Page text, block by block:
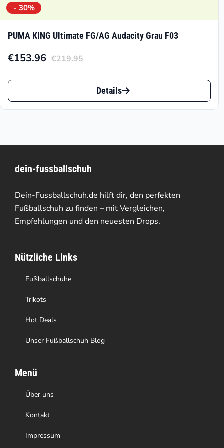
- 30%
PUMA KING Ultimate FG/AG Audacity Grau F03
€219.95
Ursprünglicher
Preis
€219.95
€153.96
Aktueller
Preis
€153.96.
Dieses
Produkt
auf.
Die
Optionen
können
der
Produktseite
gewählt
werden
Details
dein-fussballschuh
Dein-Fussballschuh.de hilft dir, den perfekten
Fußballschuh zu finden – mit Vergleichen,
Empfehlungen und den neuesten Drops.
Nützliche Links
Fußballschuhe
Trikots
Hot Deals
Unser Fußballschuh Blog
Menü
Über uns
Kontakt
Impressum